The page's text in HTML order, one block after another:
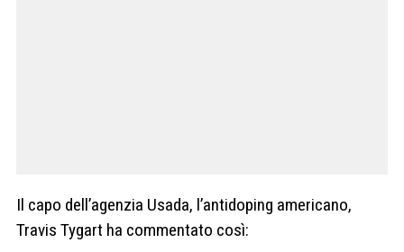
Il capo dell’agenzia Usada, l’antidoping americano,
Travis Tygart ha commentato così: